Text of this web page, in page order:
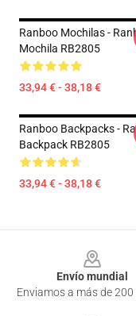
Ranboo Mochilas -
Mochila RB2805
33,94 € - 38,18 €
Ranboo Backpacks -
Backpack RB2805
33,94 € - 38,18 €
Envío mundial
Enviamos a más de